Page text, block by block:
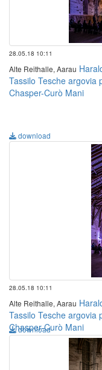
28.05.18 10:11
Alte Reithalle, Aarau
Tassilo Tesche argovia
Chasper-Curò Mani
download
28.05.18 10:11
Alte Reithalle, Aarau
Tassilo Tesche argovia
Chasper-Curò Mani
download